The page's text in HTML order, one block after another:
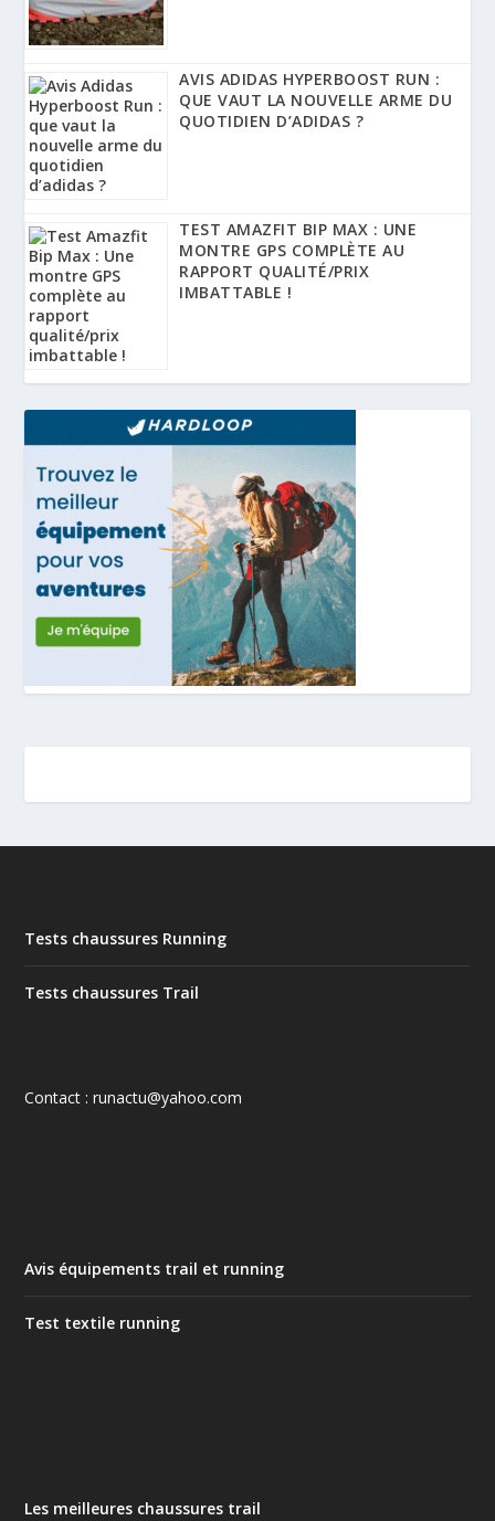
AVIS ADIDAS HYPERBOOST RUN :
QUE VAUT LA NOUVELLE ARME DU
QUOTIDIEN D’ADIDAS ?
TEST AMAZFIT BIP MAX : UNE
MONTRE GPS COMPLÈTE AU
RAPPORT QUALITÉ/PRIX
IMBATTABLE !
Tests chaussures Running
Tests chaussures Trail
Contact : runactu@yahoo.com
Avis équipements trail et running
Test textile running
Les meilleures chaussures trail